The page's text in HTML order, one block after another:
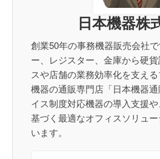
日本機器株
創業50年の事務機器販売会社
ー、レジスター、金庫から硬
スや店舗の業務効率化を支え
機器の通販専門店「日本機器
イス制度対応機器の導入支援
基づく最適なオフィスソリュ
います。